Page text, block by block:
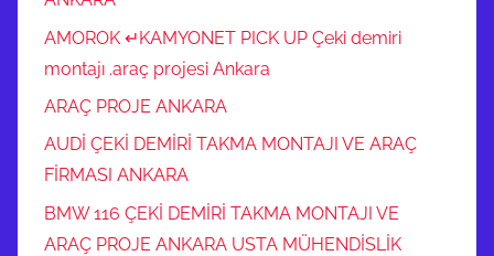
AMOROK ↵KAMYONET PICK UP Çeki demiri
montajı .araç projesi Ankara
ARAÇ PROJE ANKARA
AUDİ ÇEKİ DEMİRİ TAKMA MONTAJI VE ARAÇ
FİRMASI ANKARA
BMW 116 ÇEKİ DEMİRİ TAKMA MONTAJI VE
ARAÇ PROJE ANKARA USTA MÜHENDİSLİK